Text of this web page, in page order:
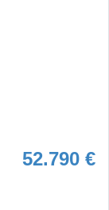
52.790 €